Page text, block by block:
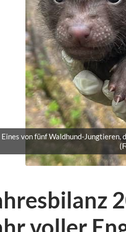
Eines von fünf Waldhund-